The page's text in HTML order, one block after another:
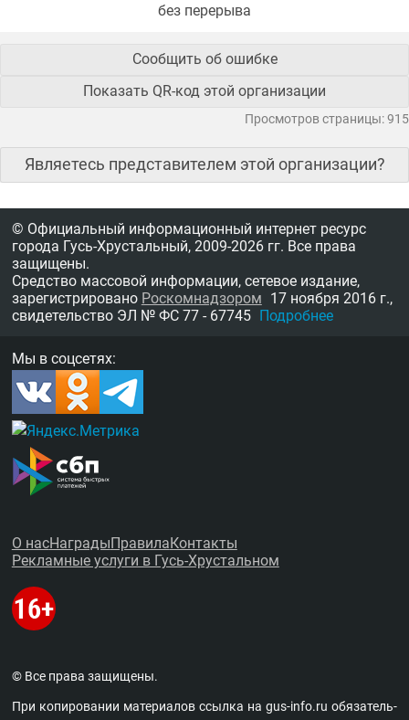
без перерыва
Сообщить об ошибке
Показать QR-код этой организации
Просмотров страницы: 915
Являетесь представителем этой организации?
© Официальный информационный интернет ресурс
города Гусь-Хрустальный, 2009-2026 гг. Все права
защищены.
Средство массовой информации, сетевое издание,
зарегистрировано Роскомнадзором 17 ноября 2016 г.,
свидетельство ЭЛ № ФС 77 - 67745 Подробнее
Мы в соцсетях:
О насНаградыПравилаКонтакты
Рекламные услуги в Гусь-Хрустальном
© Все права защищены.
При копировании материалов ссыл­ка наgus-info.ru обя­за­тель­